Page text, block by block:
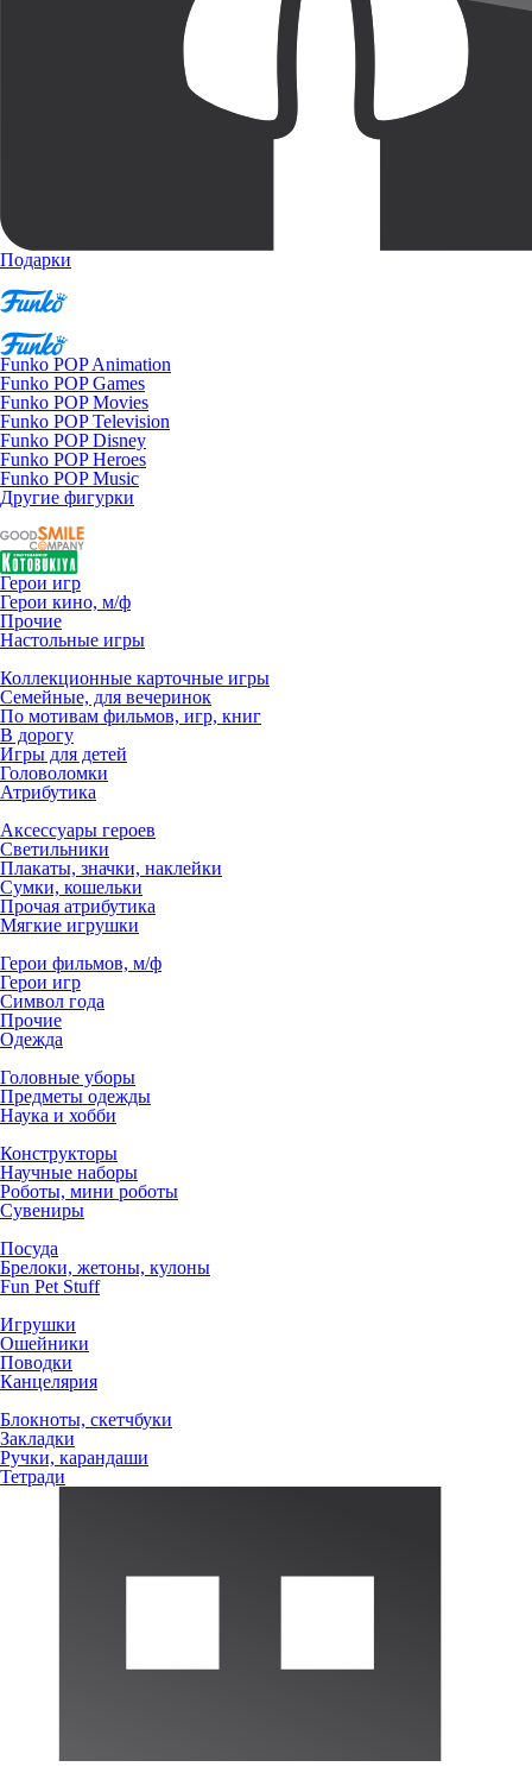
Подарки
Funko POP Animation
Funko POP Games
Funko POP Movies
Funko POP Television
Funko POP Disney
Funko POP Heroes
Funko POP Music
Другие фигурки
Герои игр
Герои кино, м/ф
Прочие
Настольные игры
Коллекционные карточные игры
Семейные, для вечеринок
По мотивам фильмов, игр, книг
В дорогу
Игры для детей
Головоломки
Атрибутика
Аксессуары героев
Светильники
Плакаты, значки, наклейки
Сумки, кошельки
Прочая атрибутика
Мягкие игрушки
Герои фильмов, м/ф
Герои игр
Символ года
Прочие
Одежда
Головные уборы
Предметы одежды
Наука и хобби
Конструкторы
Научные наборы
Роботы, мини роботы
Сувениры
Посуда
Брелоки, жетоны, кулоны
Fun Pet Stuff
Игрушки
Ошейники
Поводки
Канцелярия
Блокноты, скетчбуки
Закладки
Ручки, карандаши
Тетради